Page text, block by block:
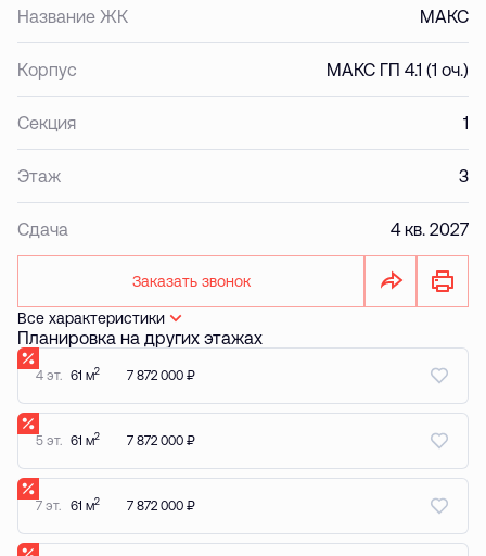
Название ЖК МАКС
Корпус МАКС ГП 4.1 (1 оч.)
Секция 1
Этаж 3
Сдача 4 кв. 2027
Заказать звонок
Все характеристики
Планировка на других этажах
4 эт. 61 м2 7 872 000 ₽
5 эт. 61 м2 7 872 000 ₽
7 эт. 61 м2 7 872 000 ₽